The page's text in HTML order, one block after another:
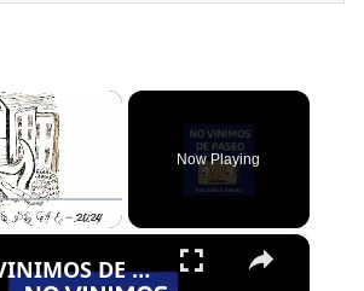
×
Now Playing
×
NO VINIMOS DE PASEO - PROGRAMA 109 - 01/08/2024